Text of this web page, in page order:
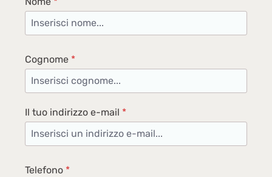
Cognome *
Il tuo indirizzo e-mail *
Telefono *